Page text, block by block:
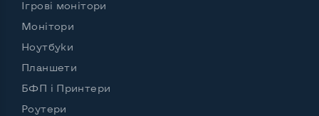
Кількість слотів М_2
Можливості відеокарти:
Ігрові монітори
Монітори
Ноутбуки
Планшети
БФП і Принтери
Роутери